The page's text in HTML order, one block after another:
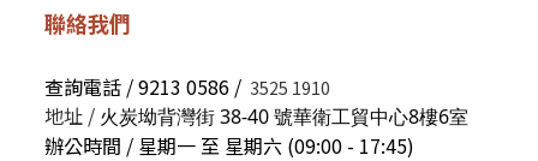
聯絡我們
查詢電話 / 9213 0586 / 3525 1910
地址 / 火炭坳背灣街 38-40 號華衛工貿中心8樓6室
辦公時間 / 星期一 至 星期六 (09:00 - 17:45)